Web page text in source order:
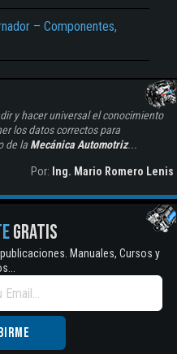
– Componentes,
y hacer universal el conocimiento
los datos correctos para
de la Mecánica Automotriz...
Por: Ing. Mario Romero Lenis
GRATIS
Manuales, Cursos y